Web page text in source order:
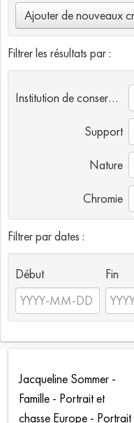
Ajouter de nouveaux
Filtrer les résultats par :
Institution de conservation
Support
Nature
Chromie
Filtrer par dates :
Début Fin
Jacqueline Sommer -
Famille - Portrait et
chasse Europe - Portrait